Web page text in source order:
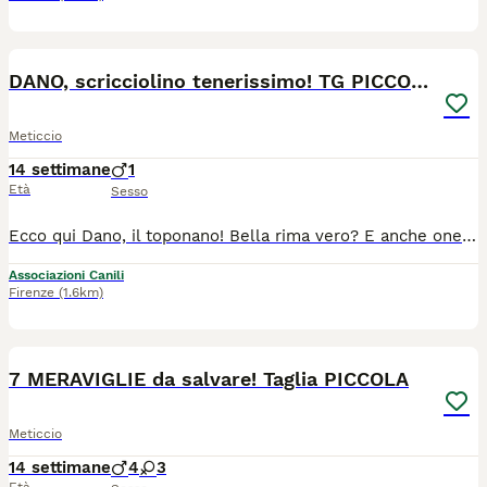
DANO, scricciolino tenerissimo! TG PICCOLA
Meticcio
14 settimane
Età
1
Sesso
Ecco qui Dano, il toponano! Bella rima vero? E anche onesta visto che Dano è uno scricciolino, un simpatico cucciolo mignon dalle lunghe orecchie! Ha 3 mesi e mezzo e ovviamente è una taglia piccola (10kg ca da adulto). Che possiamo dirvi di lui? Cercate un cucciolo dolce e coccolone? Eccolo qui! Un cucciolo simpatico da morire? Lui lo è! Un cucciolo vivace, giocherellone e che mette allegria solo a guardarlo? Dano ha tutto questo e anche di più! E' proprio il cucciolo che qualsiasi famiglia vorrebbe al proprio fianco, pronto a riempirvi le giornate d'affetto, felicità e qualche marachella da teppistello. Purtroppo Dano sta crescendo in rifugio, posto difficile per qualsiasi cane ma in particolar modo per un nanerottolo come lui. Ha tanto bisogno di una famiglia al suo fianco, una famiglia che gli mostri il mondo e gli faccia conoscere il lato bello della vita... una famiglia che lui ricambierà con un amore sconfinato e tante tenere leccatine! Cerca casa in TOSCANA. Se siete interessati contattateci via WHATSAPP al 3890452494. Mandateci un messaggio di presentazione (raccontandoci un po' di voi, di dove vivrebbe e della vita che farebbe in vostra compagnia). Vi richiameremo.
Associazioni Canili
Firenze (1.6km)
7 MERAVIGLIE da salvare! Taglia PICCOLA
Meticcio
14 settimane 4 3